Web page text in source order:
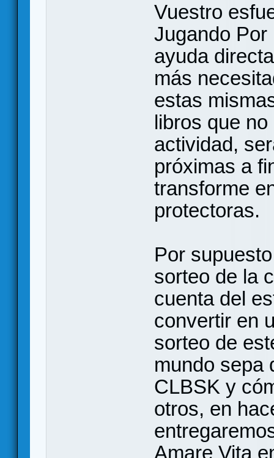
Vuestro
Jugando
ayuda
más
estas
libros que
actividad,
próximas a
transforme
protectoras.
Por
sorteo de la
cuenta del
convertir en
sorteo de
mundo sepa
CLBSK y
otros, en
Amare Vita